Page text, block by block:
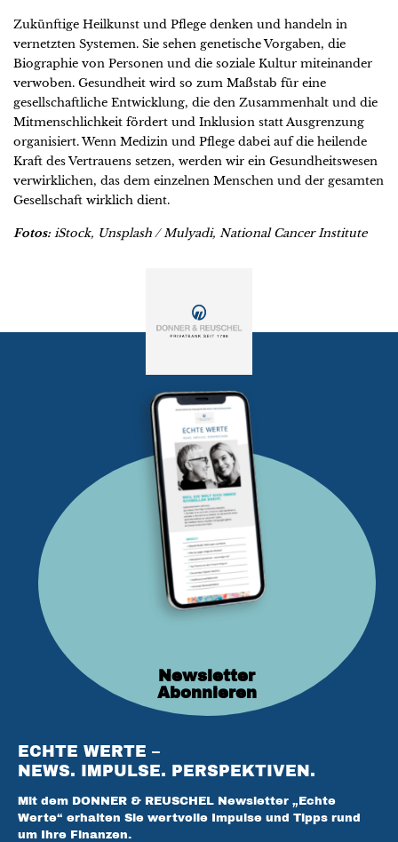
Zukünftige Heilkunst und Pflege denken und handeln in
vernetzten Systemen. Sie sehen genetische Vorgaben, die
Biographie von Personen und die soziale Kultur miteinander
verwoben. Gesundheit wird so zum Maßstab für eine
gesellschaftliche Entwicklung, die den Zusammenhalt und die
Mitmenschlichkeit fördert und Inklusion statt Ausgrenzung
organisiert. Wenn Medizin und Pflege dabei auf die heilende
Kraft des Vertrauens setzen, werden wir ein Gesundheitswesen
verwirklichen, das dem einzelnen Menschen und der gesamten
Gesellschaft wirklich dient.
Fotos: iStock, Unsplash / Mulyadi, National Cancer Institute
ECHTE WERTE –
NEWS. IMPULSE. PERSPEKTIVEN.
Mit dem DONNER & REUSCHEL Newsletter „Echte
Werte“ erhalten Sie wertvolle Impulse und Tipps rund
um Ihre Finanzen.
Newsletter
Abonnieren